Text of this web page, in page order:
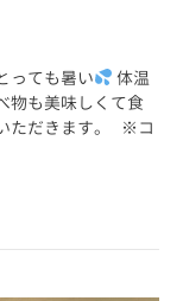
っても暑い
体温
物も美味しくて食
ただきます。 ※コ